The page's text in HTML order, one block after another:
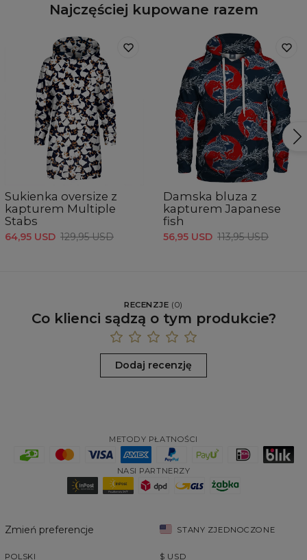
Najczęściej kupowane razem
Sukienka oversize z
kapturem Multiple
Stabs
64,95 USD 129,95 USD
Damska bluza z
kapturem Japanese
fish
56,95 USD 113,95 USD
RECENZJE (0)
Co klienci sądzą o tym produkcie?
Dodaj recenzję
METODY PŁATNOŚCI
NASI PARTNERZY
Zmień preferencje STANY ZJEDNOCZONE
POLSKI $ USD